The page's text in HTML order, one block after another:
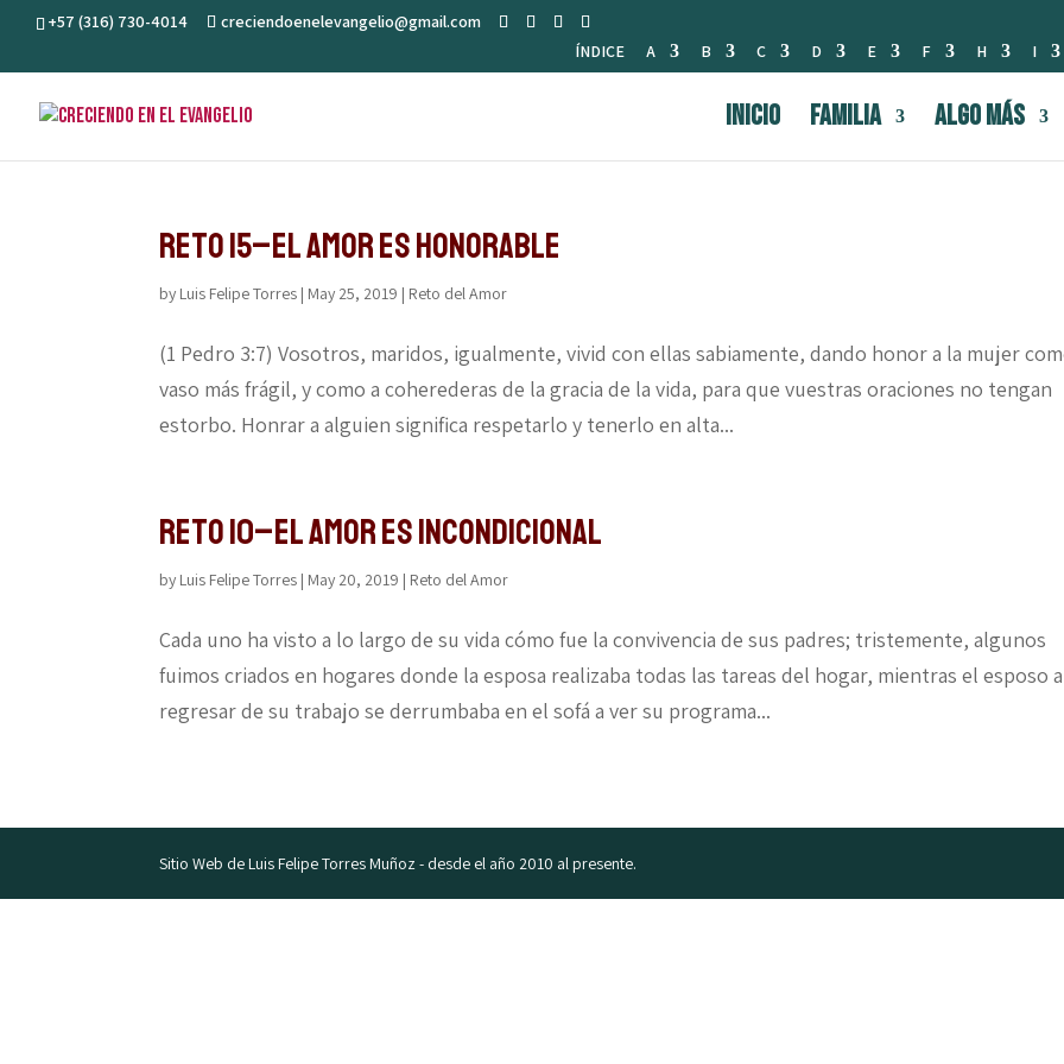
+57 (316) 730-4014
creciendoenelevangelio@gmail.com
ÍNDICE
A B C D E F H I
INICIO FAMILIA Algo Más
Reto 15–El amor es honorable
by Luis Felipe Torres | May 25, 2019 | Reto del Amor
(1 Pedro 3:7) Vosotros, maridos, igualmente, vivid con ellas sabiamente, dando honor a la mujer
vaso más frágil, y como a coherederas de la gracia de la vida, para que vuestras oraciones no tengan
estorbo. Honrar a alguien significa respetarlo y tenerlo en alta...
Reto 10–El amor es incondicional
by Luis Felipe Torres | May 20, 2019 | Reto del Amor
Cada uno ha visto a lo largo de su vida cómo fue la convivencia de sus padres; tristemente, algunos
fuimos criados en hogares donde la esposa realizaba todas las tareas del hogar, mientras el esposo
regresar de su trabajo se derrumbaba en el sofá a ver su programa...
Sitio Web de Luis Felipe Torres Muñoz - desde el año 2010 al presente.